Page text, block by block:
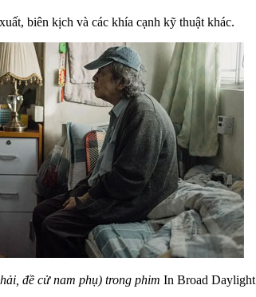
biên kịch và các khía cạnh kỹ thuật khác.
đề cử nam phụ) trong phim In Broad Daylight